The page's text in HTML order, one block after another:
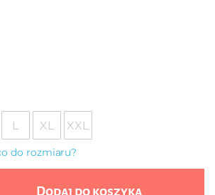
L XL XXL
do rozmiaru?
Dodaj do koszyka